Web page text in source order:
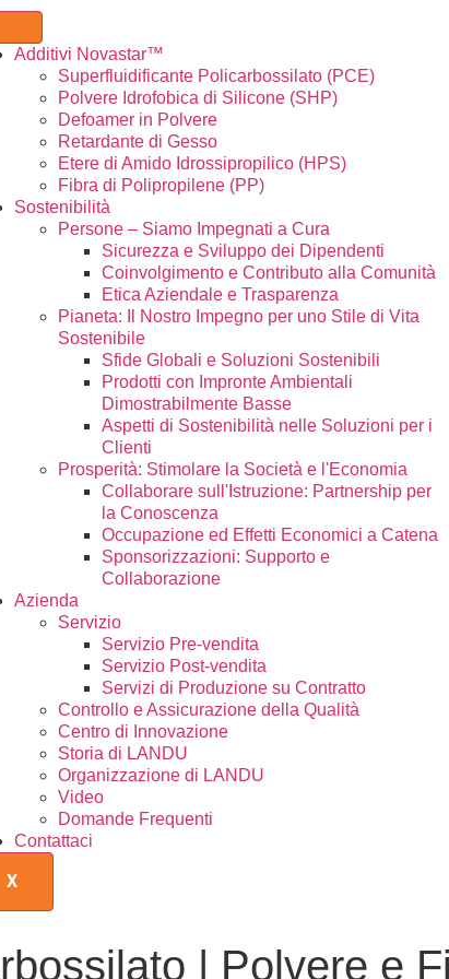
Additivi Novastar™
Superfluidificante Policarbossilato (PCE)
Polvere Idrofobica di Silicone (SHP)
Defoamer in Polvere
Retardante di Gesso
Etere di Amido Idrossipropilico (HPS)
Fibra di Polipropilene (PP)
Sostenibilità
Persone – Siamo Impegnati a Cura
Sicurezza e Sviluppo dei Dipendenti
Coinvolgimento e Contributo alla Comunità
Etica Aziendale e Trasparenza
Pianeta: Il Nostro Impegno per uno Stile di Vita
Sostenibile
Sfide Globali e Soluzioni Sostenibili
Prodotti con Impronte Ambientali
Dimostrabilmente Basse
Aspetti di Sostenibilità nelle Soluzioni per i
Clienti
Prosperità: Stimolare la Società e l'Economia
Collaborare sull'Istruzione: Partnership per
la Conoscenza
Occupazione ed Effetti Economici a Catena
Sponsorizzazioni: Supporto e
Collaborazione
Azienda
Servizio
Servizio Pre-vendita
Servizio Post-vendita
Servizi di Produzione su Contratto
Controllo e Assicurazione della Qualità
Centro di Innovazione
Storia di LANDU
Organizzazione di LANDU
Video
Domande Frequenti
Contattaci
X
| Polvere e